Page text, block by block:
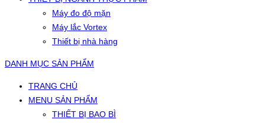
Máy đo độ mặn
Máy lắc Vortex
Thiết bị nhà hàng
DANH MỤC SẢN PHẨM
TRANG CHỦ
MENU SẢN PHẨM
THIẾT BỊ BAO BÌ